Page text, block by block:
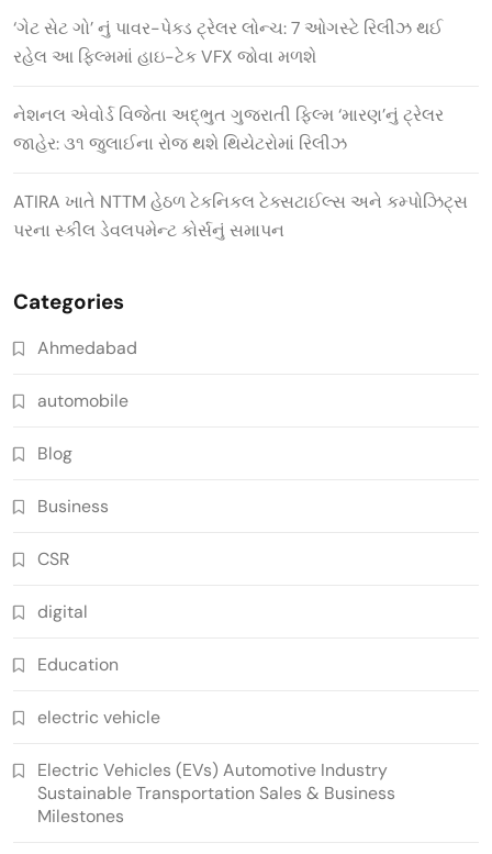
‘ગેટ સેટ ગો’ નું પાવર-પેક્ડ ટ્રેલર લોન્ચ: 7 ઓગસ્ટે રિલીઝ થઈ
રહેલ આ ફિલ્મમાં હાઇ-ટેક VFX જોવા મળશે
નેશનલ એવોર્ડ વિજેતા અદ્ભુત ગુજરાતી ફિલ્મ ‘મારણ’નું ટ્રેલર
જાહેર: ૩૧ જુલાઈના રોજ થશે થિયેટરોમાં રિલીઝ
ATIRA ખાતે NTTM હેઠળ ટેકનિકલ ટેક્સટાઈલ્સ અને કમ્પોઝિટ્સ
પરના સ્કીલ ડેવલપમેન્ટ કોર્સનું સમાપન
Categories
Ahmedabad
automobile
Blog
Business
CSR
digital
Education
electric vehicle
Electric Vehicles (EVs) Automotive Industry
Sustainable Transportation Sales & Business
Milestones